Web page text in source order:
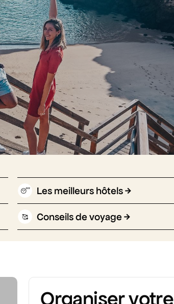
😴 Les meilleurs hôtels
🥰 Conseils de voyage
Organiser votre